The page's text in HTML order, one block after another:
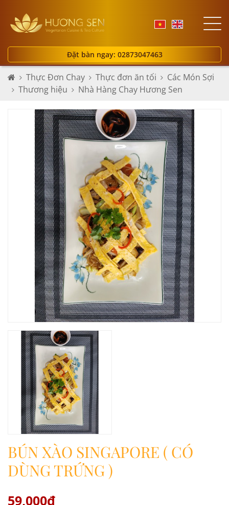
Đặt bàn ngay: 02873047463
Thực Đơn Chay Thực đơn ăn tối
Các Món Sợi
Thương hiệu
Nhà Hàng Chay Hương Sen
BÚN XÀO SINGAPORE ( CÓ
DÙNG TRỨNG )
59,000đ